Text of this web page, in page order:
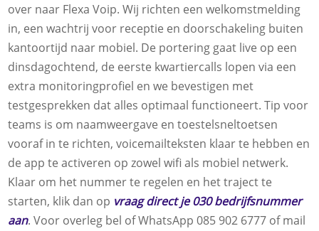
over naar Flexa Voip. Wij richten een welkomstmelding
in, een wachtrij voor receptie en doorschakeling buiten
kantoortijd naar mobiel. De portering gaat live op een
dinsdagochtend, de eerste kwartiercalls lopen via een
extra monitoringprofiel en we bevestigen met
testgesprekken dat alles optimaal functioneert. Tip voor
teams is om naamweergave en toestelsneltoetsen
vooraf in te richten, voicemailteksten klaar te hebben en
de app te activeren op zowel wifi als mobiel netwerk.
Klaar om het nummer te regelen en het traject te
starten, klik dan op vraag direct je 030 bedrijfsnummer
aan. Voor overleg bel of WhatsApp 085 902 6777 of mail